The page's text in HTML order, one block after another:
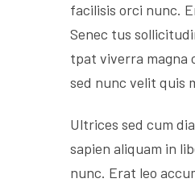
facilisis orci nunc.
Senec tus
tpat viverra magna
sed nunc velit quis
Ultrices sed cum
sapien aliquam in
nunc. Erat leo